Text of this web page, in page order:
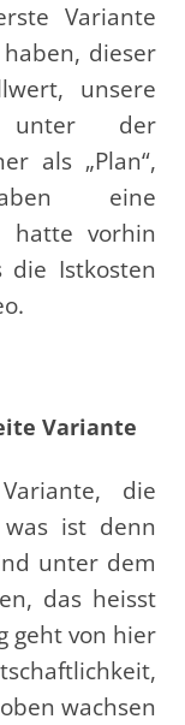
Variante
dieser
unsere
unter der
als „Plan“,
eine
hatte vorhin
die Istkosten
Variante
die
ist denn
unter dem
das heisst
geht von hier
wachsen